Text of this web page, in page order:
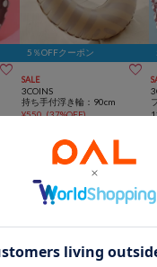

5％OFFクーポン
SALE 
3COINS
持ち手付浮き輪：90cm
¥550 (37%OFF)
入れ簡単キッチンアイ